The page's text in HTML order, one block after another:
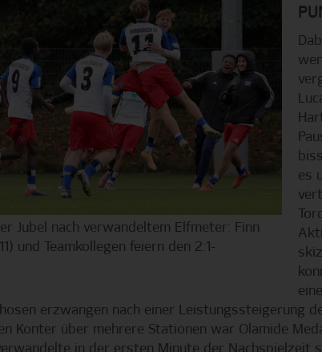
Jubel nach verwandeltem Elfmeter: Finn
und Teamkollegen feiern den 2:1-
es
erzwangen nach einer Leistungssteigerung
Konter über mehrere Stationen war Olamide
in der ersten Minute der Nachspielzeit